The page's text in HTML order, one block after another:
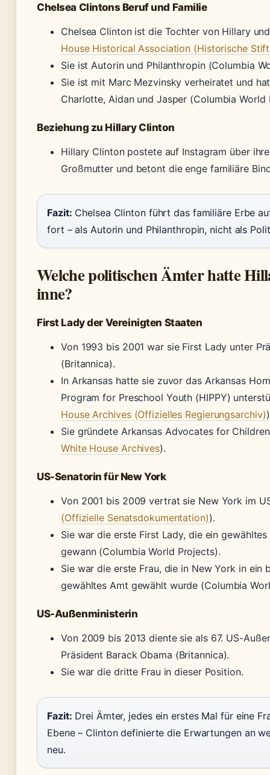
Chelsea Clintons Beruf und Familie
Chelsea Clinton ist die Tochter von Hillary
House Historical Association (Historische
Sie ist Autorin und Philanthropin (Columbia
Sie ist mit Marc Mezvinsky verheiratet und
Charlotte, Aidan und Jasper (Columbia World
Beziehung zu Hillary Clinton
Hillary Clinton postete auf Instagram über
Großmutter und betont die enge familiäre
Fazit: Chelsea Clinton führt das familiäre Erbe
fort – als Autorin und Philanthropin, nicht als
Welche politischen Ämter hatte
inne?
First Lady der Vereinigten Staaten
Von 1993 bis 2001 war sie First Lady unter
(Britannica).
In Arkansas hatte sie zuvor das Arkansas
Program for Preschool Youth (HIPPY)
House Archives (Offizielles Regierungsarchiv)
Sie gründete Arkansas Advocates for
White House Archives).
US-Senatorin für New York
Von 2001 bis 2009 vertrat sie New York im
(Offizielle Senatsdokumentation)).
Sie war die erste First Lady, die ein
gewann (Columbia World Projects).
Sie war die erste Frau, die in New York in ein
gewähltes Amt gewählt wurde (Columbia
US-Außenministerin
Von 2009 bis 2013 diente sie als 67. US-
Präsident Barack Obama (Britannica).
Sie war die dritte Frau in dieser Position.
Fazit: Drei Ämter, jedes ein erstes Mal für eine
Ebene – Clinton definierte die Erwartungen an
neu.